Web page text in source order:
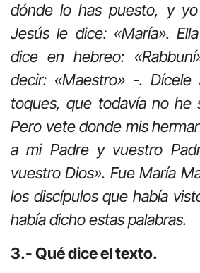
dónde lo has puesto, y
Jesús le dice: «María».
dice en hebreo:
decir: «Maestro» -. Dícele
toques, que todavía no he
Pero vete donde mis
a mi Padre y vuestro
vuestro Dios». Fue María
los discípulos que había
había dicho estas palabras.
3.- Qué dice el texto.